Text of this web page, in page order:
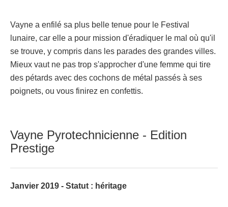
Vayne a enfilé sa plus belle tenue pour le Festival
lunaire, car elle a pour mission d'éradiquer le mal où qu'il
se trouve, y compris dans les parades des grandes villes.
Mieux vaut ne pas trop s'approcher d'une femme qui tire
des pétards avec des cochons de métal passés à ses
poignets, ou vous finirez en confettis.
Vayne Pyrotechnicienne - Edition
Prestige
Janvier 2019 - Statut : héritage